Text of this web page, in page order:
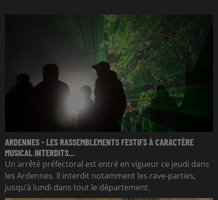
ARDENNES - LES RASSEMBLEMENTS FESTIFS À CARACTÈRE
MUSICAL INTERDITS...
Un arrêté préfectoral est entré en vigueur ce jeudi dans
les Ardennes. Il interdit notamment les rave-parties,
jusqu’à lundi dans tout le département.